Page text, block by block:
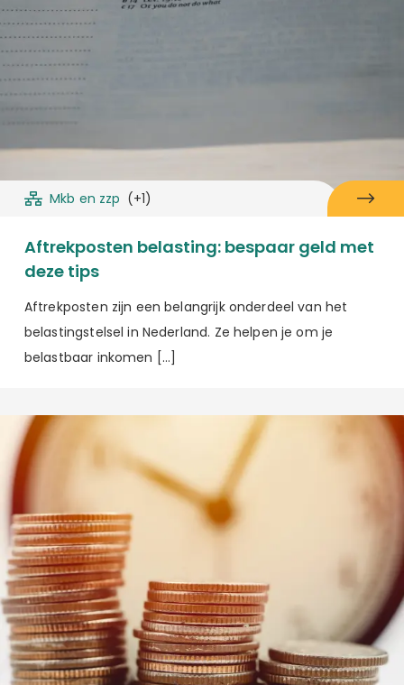
Mkb en zzp (+1)
Aftrekposten belasting: bespaar geld met
deze tips
Aftrekposten zijn een belangrijk onderdeel van het
belastingstelsel in Nederland. Ze helpen je om je
belastbaar inkomen […]